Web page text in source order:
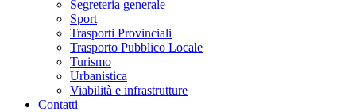
Segreteria generale
Sport
Trasporti Provinciali
Trasporto Pubblico Locale
Turismo
Urbanistica
Viabilità e infrastrutture
Contatti